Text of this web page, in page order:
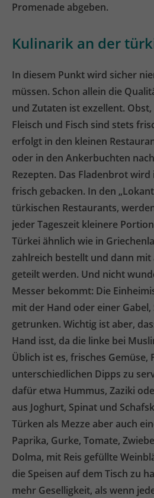
Promenade abgeben.
Kulinarik an der
In diesem Punkt wird sicher
müssen. Schon allein die
und Zutaten ist exzellent.
Fleisch und Fisch sind stets
erfolgt in den kleinen
oder in den Ankerbuchten
Rezepten. Das Fladenbrot
frisch gebacken. In den
türkischen Restaurants,
jeder Tageszeit kleinere
Türkei ähnlich wie in
zahlreich bestellt und dann mit
geteilt werden. Und nicht
Messer bekommt: Die
mit der Hand oder einer
getrunken. Wichtig ist aber,
Hand isst, da die linke bei
Üblich ist es, frisches Gemüse,
unterschiedlichen Dipps zu
dafür etwa Hummus, Zaziki
aus Joghurt, Spinat und
Türken als Mezze aber auch
Paprika, Gurke, Tomate,
Dolma, mit Reis gefüllte
die Speisen auf dem Tisch zu
mehr Geselligkeit, als wenn